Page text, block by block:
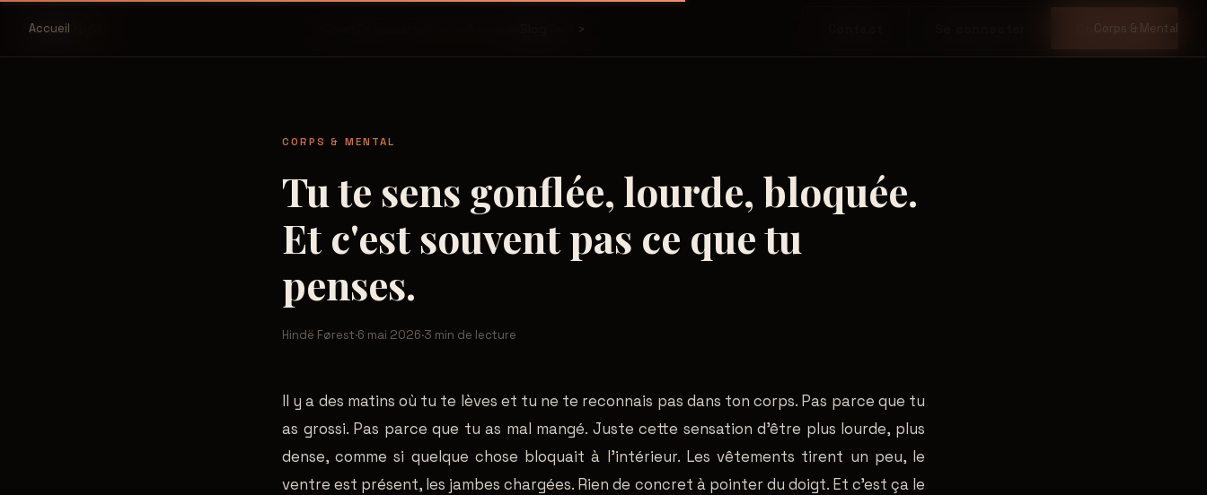
Hinde Tarifs Commencer
Accueil › Corps & Mental
CORPS & MENTAL
Tu te sens gonflée, lourde, bloquée.
Et c'est souvent pas ce que tu
penses.
Hindë Førest·6 mai 2026·3 min de lecture
Il y a des matins où tu te lèves et tu ne te reconnais pas dans ton corps. Pas parce que tu
as grossi. Pas parce que tu as mal mangé. Juste cette sensation d'être plus lourde, plus
dense, comme si quelque chose bloquait à l'intérieur. Les vêtements tirent un peu, le
ventre est présent, les jambes chargées. Rien de concret à pointer du doigt. Et c'est ça le